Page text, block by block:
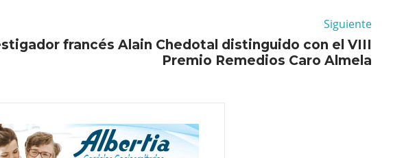
Siguiente
francés Alain Chedotal distinguido con el VIII
Premio Remedios Caro Almela